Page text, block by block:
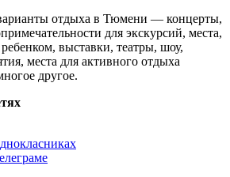
отдыха в Тюмени — концерты,
для экскурсий, места,
выставки, театры, шоу,
места для активного отдыха
другое.